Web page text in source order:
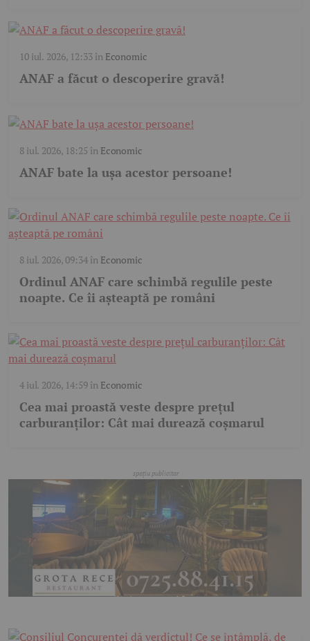
10 iul. 2026, 12:33în Economic
ANAF a făcut o descoperire gravă!
8 iul. 2026, 18:25 în Economic
ANAF bate la ușa acestor persoane!
8 iul. 2026, 09:34în Economic
Ordinul ANAF care schimbă regulile peste
noapte. Ce îi așteaptă pe români
4 iul. 2026, 14:59în Economic
Cea mai proastă veste despre prețul
carburanților: Cât mai durează coșmarul